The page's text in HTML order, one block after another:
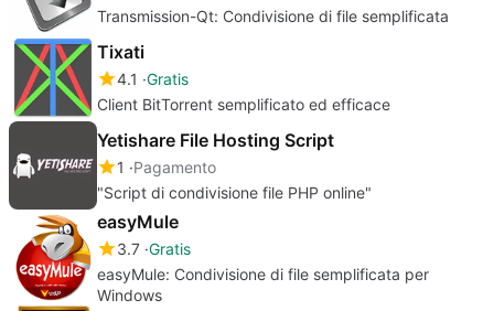
Transmission-Qt: Condivisione di file semplificata
Tixati
4.1 Gratis
Client BitTorrent semplificato ed efficace
Yetishare File Hosting Script
1
Pagamento
"Script di condivisione file PHP online"
easyMule
3.7 Gratis
easyMule: Condivisione di file semplificata per
Windows